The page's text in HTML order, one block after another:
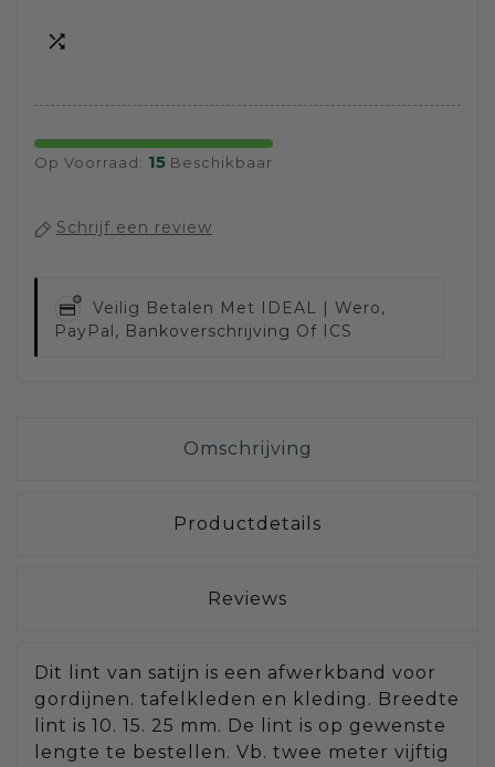

Op Voorraad: 15 Beschikbaar
Schrijf een review
Veilig Betalen Met IDEAL | Wero,
PayPal, Bankoverschrijving Of ICS
Omschrijving
Productdetails
Reviews
Dit lint van satijn is een afwerkband voor
gordijnen. tafelkleden en kleding. Breedte
lint is 10. 15. 25 mm. De lint is op gewenste
lengte te bestellen. Vb. twee meter vijftig